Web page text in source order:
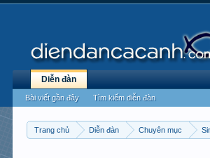
Trang chủ Diễn đàn Chuyên mục
Diễn đàn
Bài viết gần đây Tìm kiếm diễn đàn